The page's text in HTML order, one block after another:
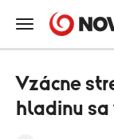
Vzácne
hladinu sa